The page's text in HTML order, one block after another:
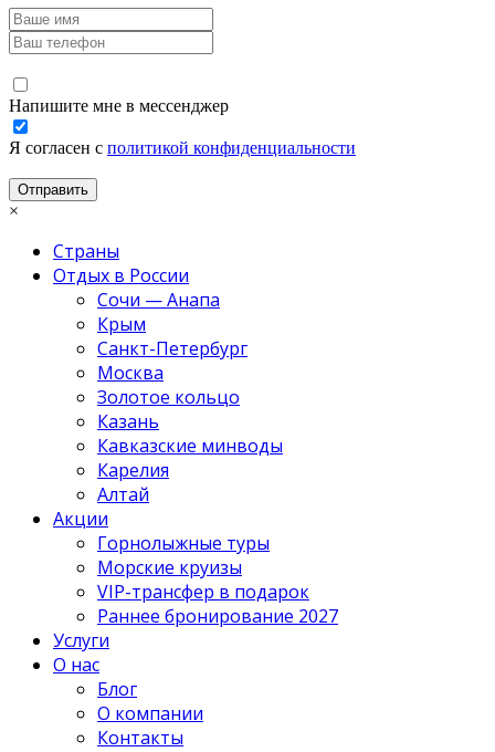
Напишите мне в мессенджер
Я согласен с политикой конфиденциальности
×
Страны
Отдых в России
Сочи — Анапа
Крым
Санкт-Петербург
Москва
Золотое кольцо
Казань
Кавказские минводы
Карелия
Алтай
Акции
Горнолыжные туры
Морские круизы
VIP-трансфер в подарок
Раннее бронирование 2027
Услуги
О нас
Блог
О компании
Контакты